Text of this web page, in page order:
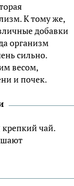
К тому же,
добавки
организм
сильно.
весом,
и почек.
чай.